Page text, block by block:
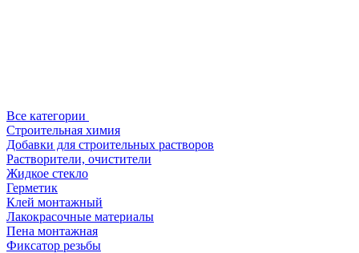
Все категории
Строительная химия
Добавки для строительных растворов
Растворители, очистители
Жидкое стекло
Герметик
Клей монтажный
Лакокрасочные материалы
Пена монтажная
Фиксатор резьбы